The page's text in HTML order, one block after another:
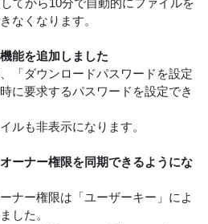
てから10分で自動的にファイルを
なくなります。
能を追加しました
「ダウンロードパスワードを設定
に要求するパスワードを設定でき
ルも非表示になります。
ーナー権限を同期できるようにな
ナー権限は「ユーザーキー」によ
した。